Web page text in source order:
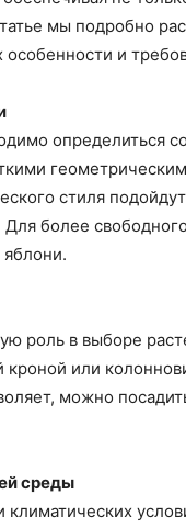
мы подробно
и
определиться
стиля
более
роль в выборе
кроной или
можно
среды